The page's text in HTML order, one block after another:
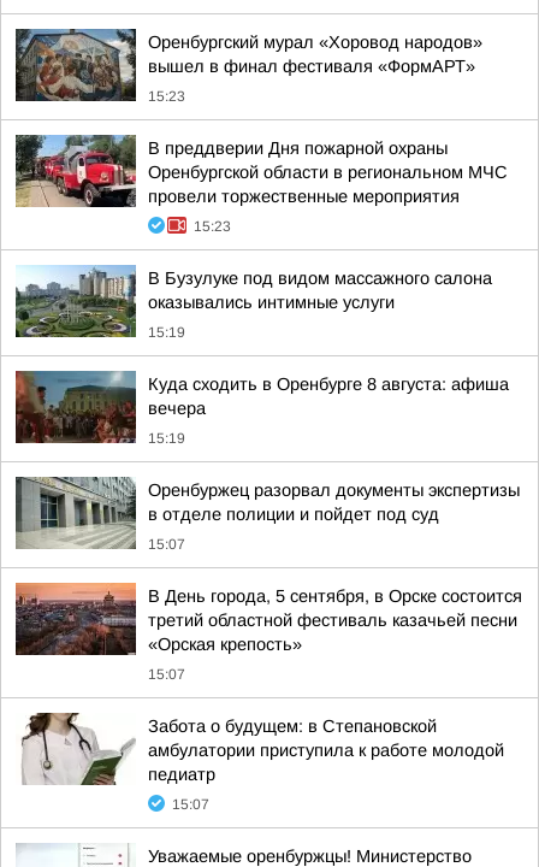
Оренбургский мурал «Хоровод народов»
вышел в финал фестиваля «ФормАРТ»
15:23
В преддверии Дня пожарной охраны
Оренбургской области в региональном МЧС
провели торжественные мероприятия
15:23
В Бузулуке под видом массажного салона
оказывались интимные услуги
15:19
Куда сходить в Оренбурге 8 августа: афиша
вечера
15:19
Оренбуржец разорвал документы экспертизы
в отделе полиции и пойдет под суд
15:07
В День города, 5 сентября, в Орске состоится
третий областной фестиваль казачьей песни
«Орская крепость»
15:07
Забота о будущем: в Степановской
амбулатории приступила к работе молодой
педиатр
15:07
Уважаемые оренбуржцы! Министерство